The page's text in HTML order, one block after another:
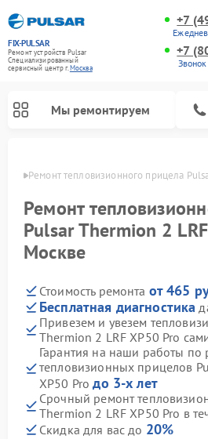
FIX-PULSAR
Ремонт устройств Pulsar
Специализированный
cервисный центр г.Москва
+7
+7
Мы ремонтируем
Ремонт тепловизионного прицела
Ремонт
Pulsar Thermion 2
Москве
Стоимость ремонта от 465
Бесплатная диагностика
Привезем и увезем
Thermion 2 LRF XP50 Pro
Гарантия на наши работы по
тепловизионных прицелов
XP50 Proдо 3-х лет
Срочный ремонт
Thermion 2 LRF XP50 Pro в
Скидка для вас до 20%